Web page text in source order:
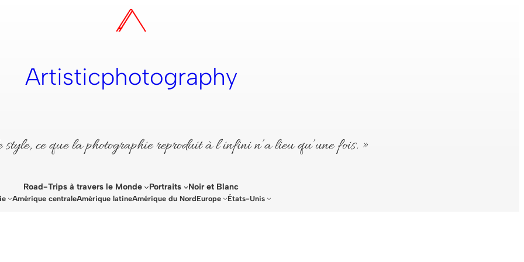
Artisticphotography
ce que la photographie reproduit à l’infini n’a lieu qu’une fois. »
Road-Trips à travers le Monde Portraits Noir et Blanc
Amérique centraleAmérique latineAmérique du NordEurope États-Unis